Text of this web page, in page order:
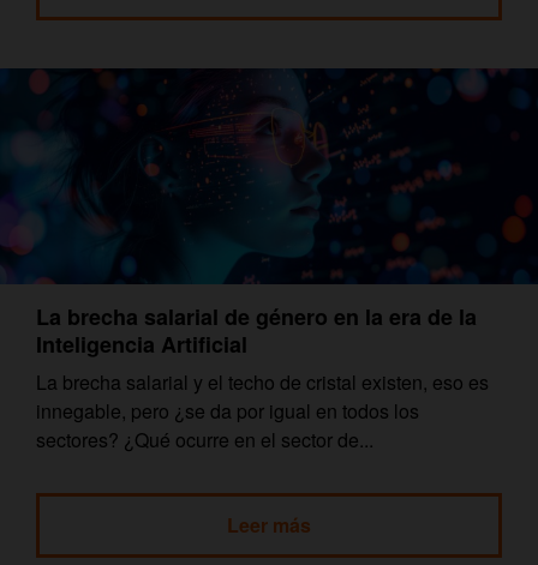
La brecha salarial de género en la era de la
Inteligencia Artificial
La brecha salarial y el techo de cristal existen, eso es
innegable, pero ¿se da por igual en todos los
sectores? ¿Qué ocurre en el sector de...
Leer más